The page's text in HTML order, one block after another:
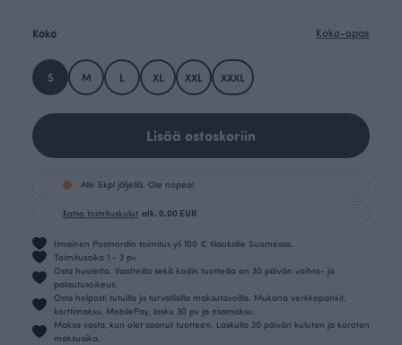
Koko Koko-opas
S M L XL XXL XXXL
Lisää ostoskoriin
Alle 5kpl jäljellä. Ole nopea!
Katso toimituskulut alk. 0.00 EUR
Ilmainen Postnordin toimitus yli 100 € tilauksille Suomessa.
Toimitusaika 1 - 3 pv
Osta huoletta. Vaatteilla sekä kodin tuotteilla on 30 päivän vaihto- ja
palautusoikeus.
Osta helposti tutuilla ja turvallisilla maksutavoilla. Mukana verkkopankit,
korttimaksu, MobilePay, lasku 30 pv ja osamaksu.
Maksa vasta, kun olet saanut tuotteen. Laskulla 30 päivän kuluton ja koroton
maksuaika.